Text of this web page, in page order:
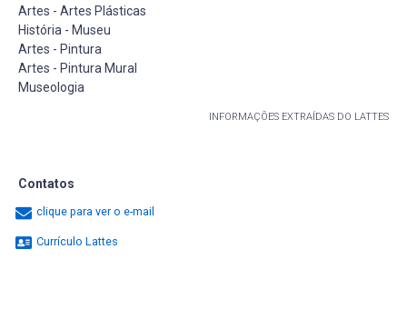
Artes - Artes Plásticas
História - Museu
Artes - Pintura
Artes - Pintura Mural
Museologia
INFORMAÇÕES EXTRAÍDAS DO LATTES
Contatos
clique para ver o e-mail
Currículo Lattes